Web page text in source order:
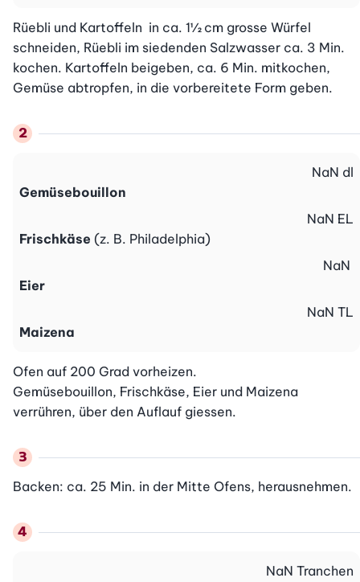
Rüebli und Kartoffeln  in ca. 1½ cm grosse Würfel
schneiden, Rüebli im siedenden Salzwasser ca. 3 Min.
kochen. Kartoffeln beigeben, ca. 6 Min. mitkochen,
Gemüse abtropfen, in die vorbereitete Form geben.
Gemüsebouillon
NaN dl
Frischkäse (z. B. Philadelphia)
NaN EL
Eier
NaN
Maizena
NaN TL
Ofen auf 200 Grad vorheizen.
Gemüsebouillon, Frischkäse, Eier und Maizena
verrühren, über den Auflauf giessen.
Backen: ca. 25 Min. in der Mitte Ofens, herausnehmen.
NaN Tranchen